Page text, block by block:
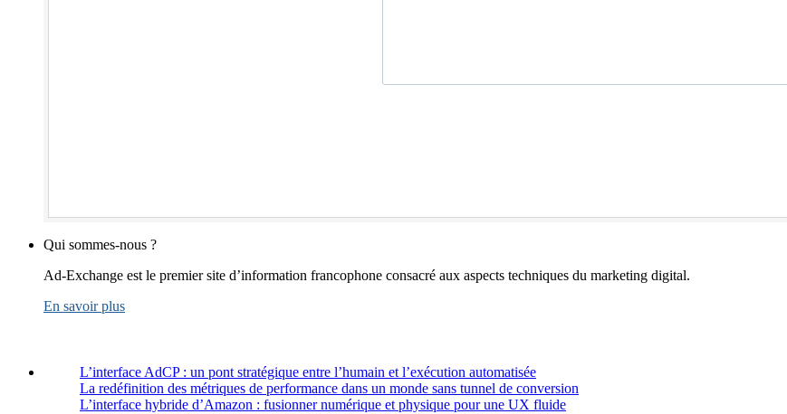
Qui sommes-nous ?
Ad-Exchange est le premier site d’information francophone consacré aux aspects techniques du marketing digital.
En savoir plus
L’interface AdCP : un pont stratégique entre l’humain et l’exécution automatisée
La redéfinition des métriques de performance dans un monde sans tunnel de conversion
L’interface hybride d’Amazon : fusionner numérique et physique pour une UX fluide